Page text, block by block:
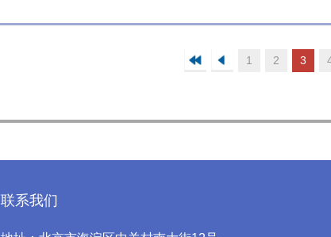
上午首先进行室内...
1 2 3
联系我们